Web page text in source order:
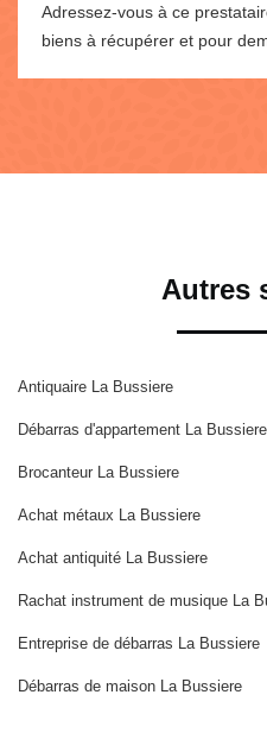
Adressez-vous à ce
biens à récupérer et pour
Autres
Antiquaire La Bussiere
Débarras d'appartement La Bussiere
Brocanteur La Bussiere
Achat métaux La Bussiere
Achat antiquité La Bussiere
Rachat instrument de musique La
Entreprise de débarras La Bussiere
Débarras de maison La Bussiere